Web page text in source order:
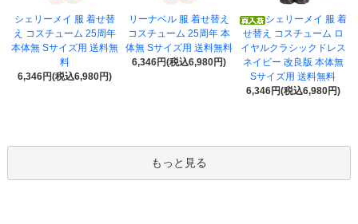
シェリーメイ 服 着せ替
え コスチューム 25周年
本体無 Sサイズ用 送料無
料
6,346円(税込6,980円)
リーナベル 服 着せ替え
コスチューム 25周年 本
体無 Sサイズ用 送料無料
6,346円(税込6,980円)
シェリーメイ 服 着
せ替え コスチューム ロ
イヤルクラシックドレス
ネイビー 改良版 本体無
Sサイズ用 送料無料
6,346円(税込6,980円)
もっと見る